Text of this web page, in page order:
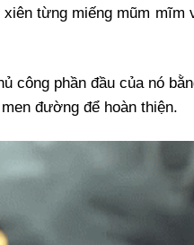
từng miếng mũm mĩm
công phần đầu của nó
đường để hoàn thiện.